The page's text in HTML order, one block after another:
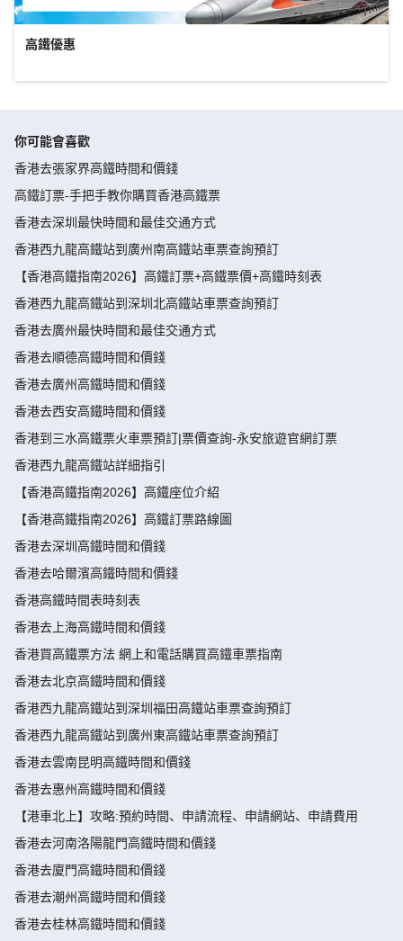
高鐵優惠
你可能會喜歡
香港去張家界高鐵時間和價錢
高鐵訂票-手把手教你購買香港高鐵票
香港去深圳最快時間和最佳交通方式
香港西九龍高鐵站到廣州南高鐵站車票查詢預訂
【香港高鐵指南2026】高鐵訂票+高鐵票價+高鐵時刻表
香港西九龍高鐵站到深圳北高鐵站車票查詢預訂
香港去廣州最快時間和最佳交通方式
香港去順德高鐵時間和價錢
香港去廣州高鐵時間和價錢
香港去西安高鐵時間和價錢
香港到三水高鐵票火車票預訂|票價查詢-永安旅遊官網訂票
香港西九龍高鐵站詳細指引
【香港高鐵指南2026】高鐵座位介紹
【香港高鐵指南2026】高鐵訂票路線圖
香港去深圳高鐵時間和價錢
香港去哈爾濱高鐵時間和價錢
香港高鐵時間表時刻表
香港去上海高鐵時間和價錢
香港買高鐵票方法 網上和電話購買高鐵車票指南
香港去北京高鐵時間和價錢
香港西九龍高鐵站到深圳福田高鐵站車票查詢預訂
香港西九龍高鐵站到廣州東高鐵站車票查詢預訂
香港去雲南昆明高鐵時間和價錢
香港去惠州高鐵時間和價錢
【港車北上】攻略:預約時間、申請流程、申請網站、申請費用
香港去河南洛陽龍門高鐵時間和價錢
香港去廈門高鐵時間和價錢
香港去潮州高鐵時間和價錢
香港去桂林高鐵時間和價錢